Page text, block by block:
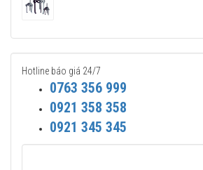
Hotline báo giá 24/7
0763 356 999
0921 358 358
0921 345 345